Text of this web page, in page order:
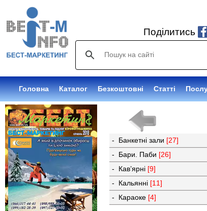
Поділитись
Головна Каталог Безкоштовні Статті
- Банкетні зали [27]
- Бари. Паби [26]
- Кав’ярні [9]
- Кальянні [11]
- Караоке [4]